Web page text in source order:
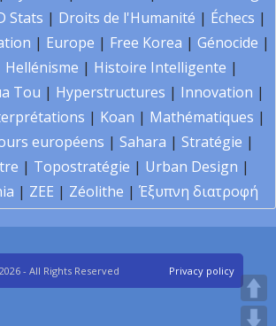
Stats | Droits de l'Humanité | Échecs |
| Europe | Free Korea | Génocide |
Hellénisme | Histoire Intelligente |
Tou | Hyperstructures | Innovation |
| Koan | Mathématiques |
européens | Sahara | Stratégie |
| Topostratégie | Urban Design |
| ZEE | Zéolithe | Έξυπνη διατροφή
- All Rights Reserved Privacy policy